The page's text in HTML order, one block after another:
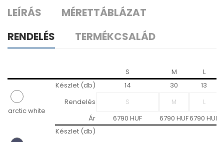
LEÍRÁS
MÉRETTÁBLÁZAT
RENDELÉS
TERMÉKCSALÁD
S M L
arctic white
Készlet (db) 14 30
13
Rendelés
Ár
6790 HUF 6790 HUF6790 HUF
Készlet (db)